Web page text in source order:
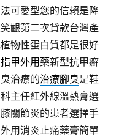
可愛型您的信賴是降
齦第二次貸款台灣產
物性蛋白質都是很好
甲外用藥新型抗甲癬
治療的治療腳臭是鞋
主任紅外線溫熱膏選
關節炎的患者選擇手
用消炎止痛藥膏簡單